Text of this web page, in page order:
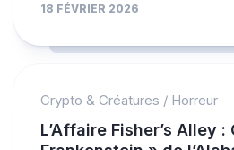
18 FÉVRIER 2026
Crypto & Créatures / Horreur
L’Affaire Fisher’s Alley